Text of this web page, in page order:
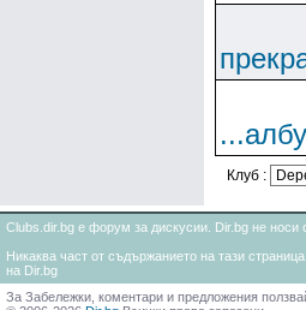
Клуб :
Clubs.dir.bg е форум за дискусии. Dir.bg не носи
Никаква част от съдържанието на тази
на Dir.bg
За Забележки, коментари и предложения